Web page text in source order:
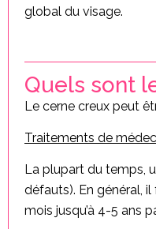
global du visage.
Quels sont
Le cerne creux peut
Traitements de
La plupart du temps,
défauts). En général,
mois jusqu’à 4-5 ans